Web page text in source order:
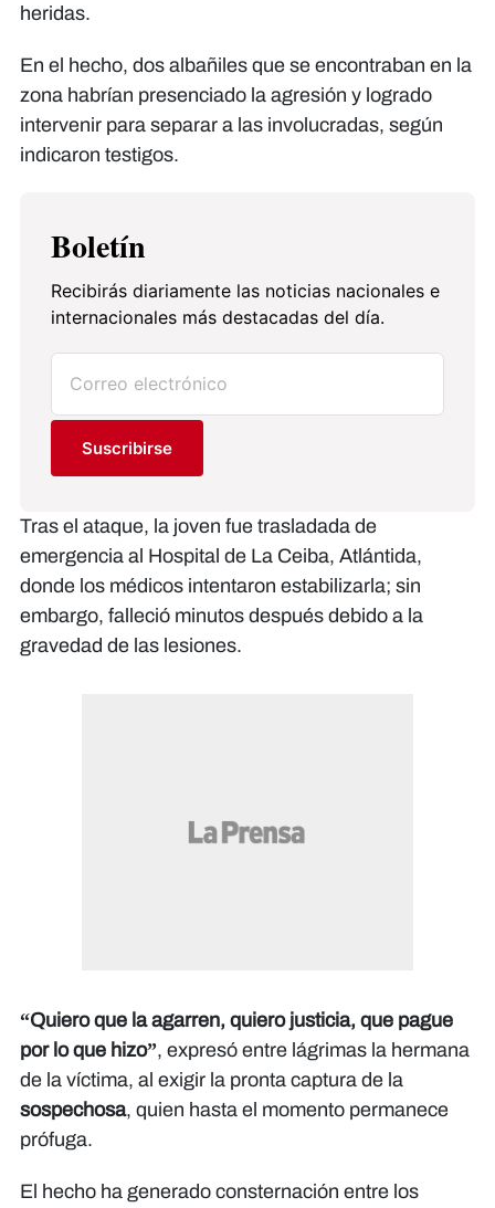
heridas.
En el hecho, dos albañiles que se encontraban en la
zona habrían presenciado la agresión y logrado
intervenir para separar a las involucradas, según
indicaron testigos.
Boletín
Recibirás diariamente las noticias nacionales e
internacionales más destacadas del día.
Suscribirse
Tras el ataque, la joven fue trasladada de
emergencia al Hospital de La Ceiba, Atlántida,
donde los médicos intentaron estabilizarla; sin
embargo, falleció minutos después debido a la
gravedad de las lesiones.
“Quiero que la agarren, quiero justicia, que pague
por lo que hizo”, expresó entre lágrimas la hermana
de la víctima, al exigir la pronta captura de la
sospechosa, quien hasta el momento permanece
prófuga.
El hecho ha generado consternación entre los